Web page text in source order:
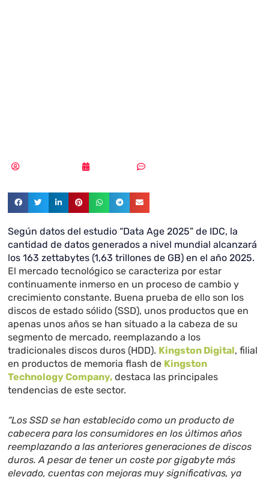
Según datos del estudio “Data Age 2025” de IDC, la
cantidad de datos generados a nivel mundial alcanzará
los 163 zettabytes (1,63 trillones de GB) en el año 2025.
El mercado tecnológico se caracteriza por estar
continuamente inmerso en un proceso de cambio y
crecimiento constante. Buena prueba de ello son los
discos de estado sólido (SSD), unos productos que en
apenas unos años se han situado a la cabeza de su
segmento de mercado, reemplazando a los
tradicionales discos duros (HDD). Kingston Digital, filial
en productos de memoria flash de Kingston
Technology Company, destaca las principales
tendencias de este sector.
“Los SSD se han establecido como un producto de
cabecera para los consumidores en los últimos años
reemplazando a las anteriores generaciones de discos
duros. A pesar de tener un coste por gigabyte más
elevado, cuentas con mejoras muy significativas, ya